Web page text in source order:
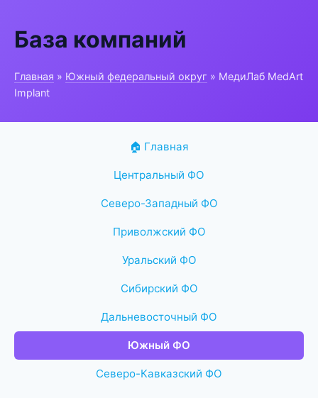
База компаний
Главная » Южный федеральный округ » МедиЛаб MedArt
Implant
🏠 Главная
Центральный ФО
Северо-Западный ФО
Приволжский ФО
Уральский ФО
Сибирский ФО
Дальневосточный ФО
Южный ФО
Северо-Кавказский ФО